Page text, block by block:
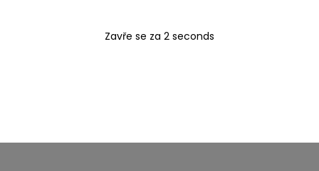
Zavře se za1seconds